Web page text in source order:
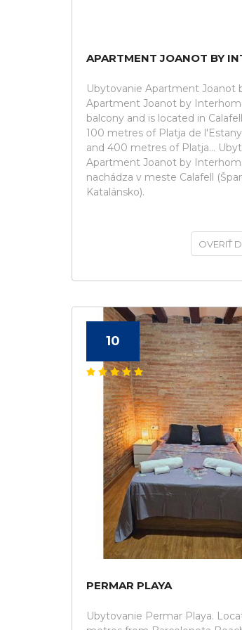
APARTMENT JOANOT BY
Ubytovanie Apartment Joanot
Apartment Joanot by
balcony and is located in
100 metres of Platja de
and 400 metres of Platja...
Apartment Joanot by
nachádza v meste Calafell
Katalánsko).
OVERIŤ
10
PERMAR PLAYA
Ubytovanie Permar Playa.